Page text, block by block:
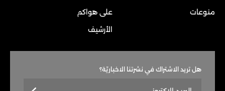
منوعات
على هواكم
الأرشيف
هل تريد الاشتراك في نشرتنا الاخباريّة؟